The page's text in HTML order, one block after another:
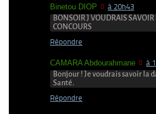
Binetou DIOP à 20h43
BONSOIR J VOUDRAIS SAVOIR
CONCOURS
Répondre
CAMARA Abdourahmane à
Bonjour ! Je voudrais savoir la
Santé.
Répondre